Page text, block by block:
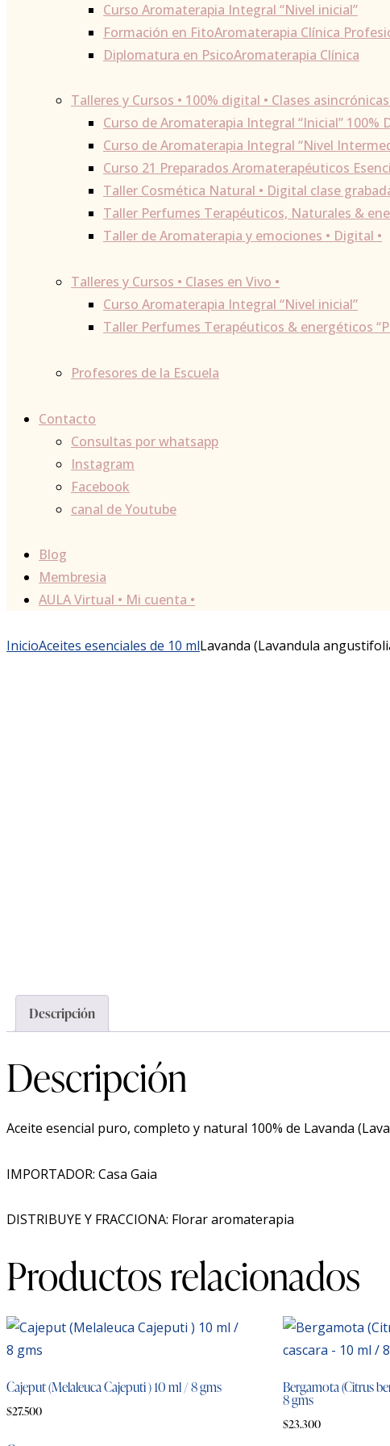
Curso Aromaterapia Integral “Nivel inicial”
Formación en FitoAromaterapia Clínica
Diplomatura en PsicoAromaterapia Clínica
Talleres y Cursos • 100% digital • Clases asincrónicas
Curso de Aromaterapia Integral “Inicial” 100%
Curso de Aromaterapia Integral “Nivel
Curso 21 Preparados Aromaterapéuticos
Taller Cosmética Natural • Digital clase
Taller Perfumes Terapéuticos, Naturales &
Taller de Aromaterapia y emociones • Digital •
Talleres y Cursos • Clases en Vivo •
Curso Aromaterapia Integral “Nivel inicial”
Taller Perfumes Terapéuticos & energéticos
Profesores de la Escuela
Contacto
Consultas por whatsapp
Instagram
Facebook
canal de Youtube
Blog
Membresia
AULA Virtual • Mi cuenta •
InicioAceites esenciales de 10 mlLavanda (Lavandula
Descripción
Descripción
Aceite esencial puro, completo y natural 100% de Lavanda
IMPORTADOR: Casa Gaia
DISTRIBUYE Y FRACCIONA: Florar aromaterapia
Productos relacionados
Cajeput (Melaleuca Cajeputi ) 10 ml / 8 gms
$27.500
Bergamota (Citrus
8 gms
$23.300